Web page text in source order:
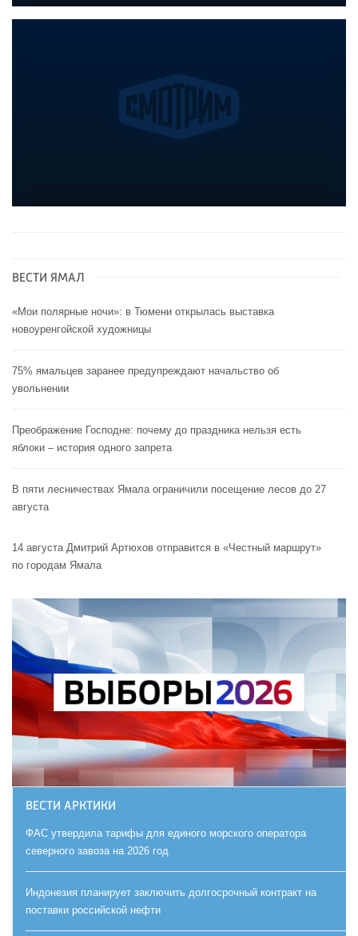
ВЕСТИ ЯМАЛ
«Мои полярные ночи»: в Тюмени открылась выставка
новоуренгойской художницы
75% ямальцев заранее предупреждают начальство об
увольнении
Преображение Господне: почему до праздника нельзя есть
яблоки – история одного запрета
В пяти лесничествах Ямала ограничили посещение лесов до 27
августа
14 августа Дмитрий Артюхов отправится в «Честный маршрут»
по городам Ямала
ВЕСТИ АРКТИКИ
ФАС утвердила тарифы для единого морского оператора
северного завоза на 2026 год
Индонезия планирует заключить долгосрочный контракт на
поставки российской нефти